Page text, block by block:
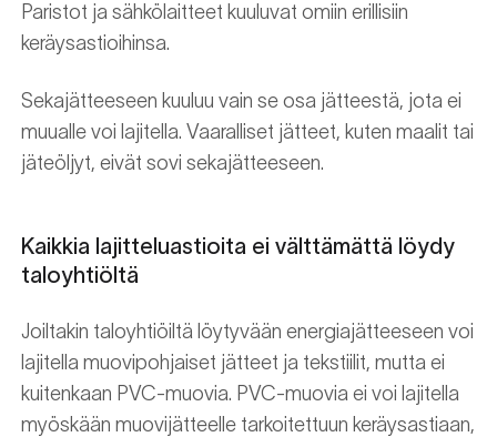
Paristot ja sähkölaitteet kuuluvat omiin erillisiin
keräysastioihinsa.
Sekajätteeseen kuuluu vain se osa jätteestä, jota ei
muualle voi lajitella. Vaaralliset jätteet, kuten maalit tai
jäteöljyt, eivät sovi sekajätteeseen.
Kaikkia lajitteluastioita ei välttämättä löydy
taloyhtiöltä
Joiltakin taloyhtiöiltä löytyvään energiajätteeseen voi
lajitella muovipohjaiset jätteet ja tekstiilit, mutta ei
kuitenkaan PVC-muovia. PVC-muovia ei voi lajitella
myöskään muovijätteelle tarkoitettuun keräysastiaan,